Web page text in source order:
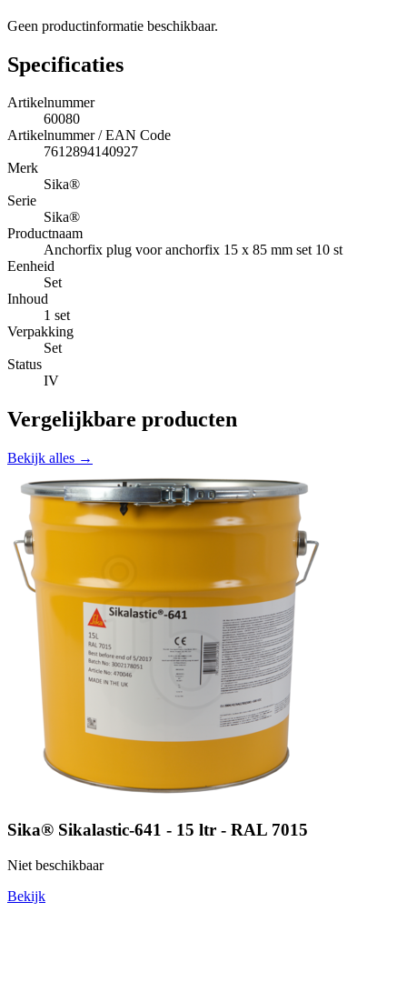
Geen productinformatie beschikbaar.
Specificaties
Artikelnummer
60080
Artikelnummer / EAN Code
7612894140927
Merk
Sika®
Serie
Sika®
Productnaam
Anchorfix plug voor anchorfix 15 x 85 mm set 10 st
Eenheid
Set
Inhoud
1 set
Verpakking
Set
Status
IV
Vergelijkbare producten
Bekijk alles →
Sika® Sikalastic-641 - 15 ltr - RAL 7015
Niet beschikbaar
Bekijk